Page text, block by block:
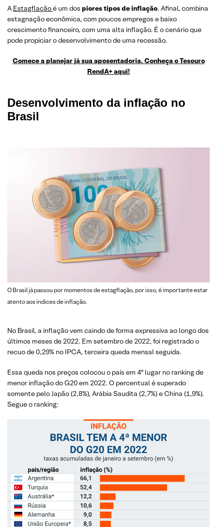
A Estagflaçãoé um dos piores tipos de inflação. Afinal, combina
estagnação econômica, com poucos empregos e baixo
crescimento financeiro, com uma alta inflação. É o cenário que
pode propiciar o desenvolvimento de uma recessão.
Comece a planejar já sua aposentadoria. Conheça o Tesouro
RendA+ aqui!
Desenvolvimento da inflação no
Brasil
O Brasil já passou por momentos de estagflação, por isso, é importante estar
atento aos índices de inflação.
No Brasil, a inflação vem caindo de forma expressiva ao longo dos
últimos meses de 2022. Em setembro de 2022, foi registrado o
recuo de 0,29% no IPCA, terceira queda mensal seguida.
Essa queda nos preços colocou o país em 4º lugar no ranking de
menor inflação do G20 em 2022. O percentual é superado
somente pelo Japão (2,8%), Arábia Saudita (2,7%) e China (1,9%).
Segue o ranking: